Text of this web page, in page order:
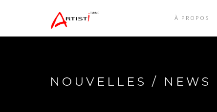
À PROPOS
NOUVELLES / NEWS